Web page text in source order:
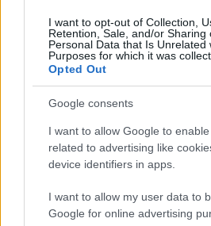
I want to opt-out of Collection,
Retention, Sale, and/or Sharing
Personal Data that Is Unrelated
Purposes for which it was
Opted Out
Google consents
I want to allow Google to
related to advertising like
device identifiers in apps.
I want to allow my user data to
Google for online advertising